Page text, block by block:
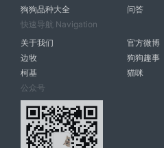
狗狗品种大全
问答
快速导航 Navigation
关于我们
官方微博
边牧
狗狗趣事
柯基
猫咪
公众号